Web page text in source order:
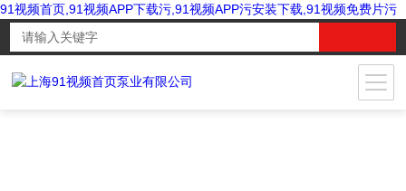
91视频首页,91视频APP下载污,91视频APP污安装下载,91视频免费片污